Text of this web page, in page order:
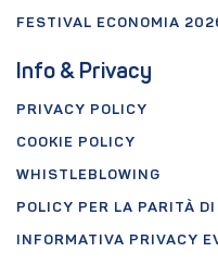
FESTIVAL ECONOMIA
Info & Privacy
PRIVACY POLICY
COOKIE POLICY
WHISTLEBLOWING
POLICY PER LA PARITÀ DI
INFORMATIVA PRIVACY